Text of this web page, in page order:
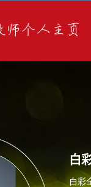
白
白彩